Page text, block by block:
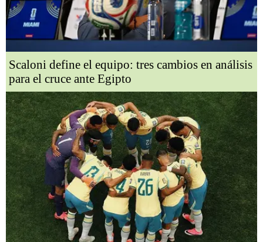
Scaloni define el equipo: tres cambios en análisis
para el cruce ante Egipto